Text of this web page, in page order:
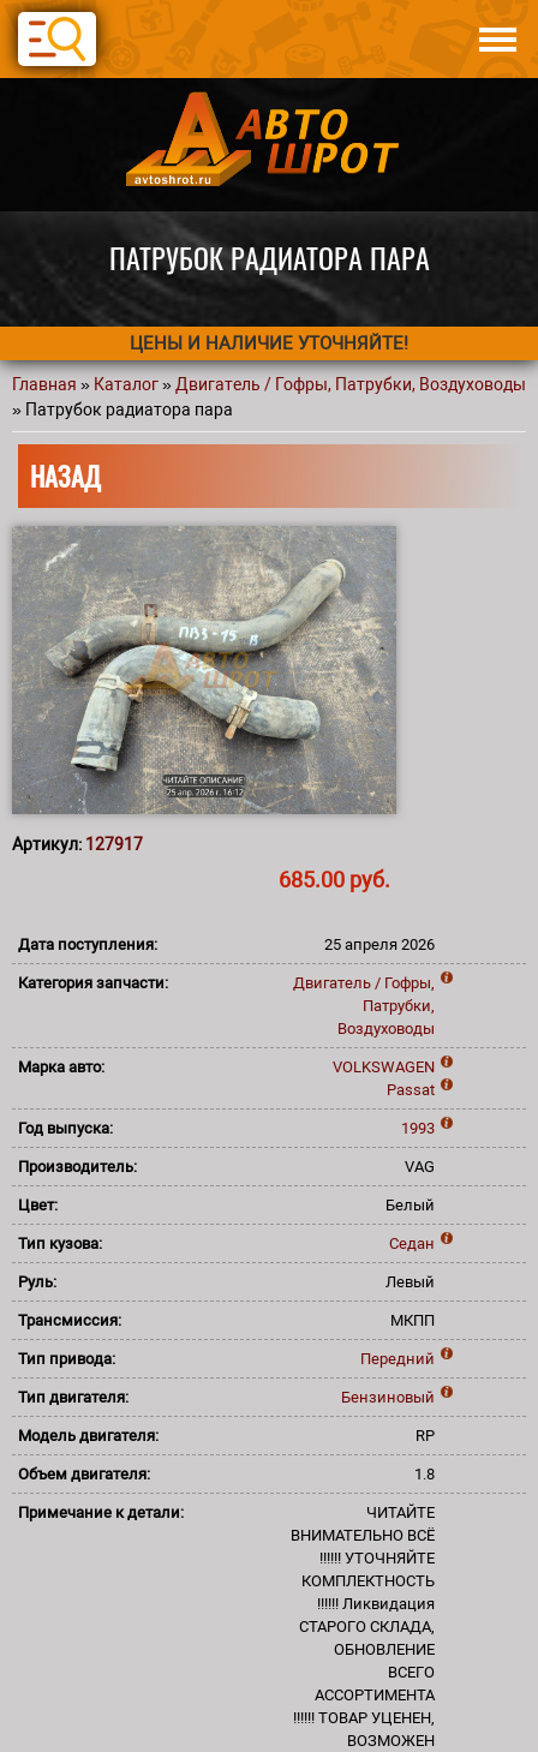
Перейти к основному содержанию
Авто по запчастям
Статьи
ПАТРУБОК РАДИАТОРА ПАРА
ЦЕНЫ И НАЛИЧИЕ УТОЧНЯЙТЕ!
Вы здесь
Главная » Каталог» Двигатель / Гофры, Патрубки, Воздуховоды
» Патрубок радиатора пара
НАЗАД
Артикул: 127917
685.00 руб.
Дата поступления: 25 апреля 2026
Категория запчасти:
Двигатель / Гофры,
Патрубки,
Воздуховоды
Марка авто:
VOLKSWAGEN
Passat
Год выпуска: 1993
Производитель: VAG
Цвет: Белый
Тип кузова: Седан
Руль: Левый
Трансмиссия: МКПП
Тип привода: Передний
Тип двигателя: Бензиновый
Модель двигателя: RP
Объем двигателя: 1.8
Примечание к детали:
ЧИТАЙТЕ
ВНИМАТЕЛЬНО ВСЁ
!!!!!! УТОЧНЯЙТЕ
КОМПЛЕКТНОСТЬ
!!!!!! Ликвидация
СТАРОГО СКЛАДА,
ОБНОВЛЕНИЕ
ВСЕГО
АССОРТИМЕНТА
!!!!!! ТОВАР УЦЕНЕН,
ВОЗМОЖЕН